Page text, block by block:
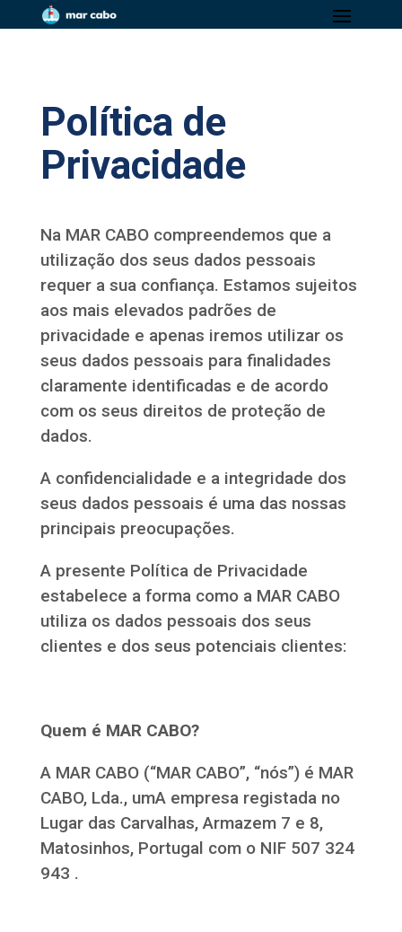
Política de
Privacidade
Na MAR CABO compreendemos que a
utilização dos seus dados pessoais
requer a sua confiança. Estamos sujeitos
aos mais elevados padrões de
privacidade e apenas iremos utilizar os
seus dados pessoais para finalidades
claramente identificadas e de acordo
com os seus direitos de proteção de
dados.
A confidencialidade e a integridade dos
seus dados pessoais é uma das nossas
principais preocupações.
A presente Política de Privacidade
estabelece a forma como a MAR CABO
utiliza os dados pessoais dos seus
clientes e dos seus potenciais clientes:
Quem é MAR CABO?
A MAR CABO (“MAR CABO”, “nós”) é MAR
CABO, Lda., umA empresa registada no
Lugar das Carvalhas, Armazem 7 e 8,
Matosinhos, Portugal com o NIF 507 324
943 .